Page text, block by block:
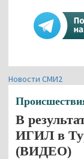
Новости СМИ2
В
ИГИЛ в
(ВИДЕО)